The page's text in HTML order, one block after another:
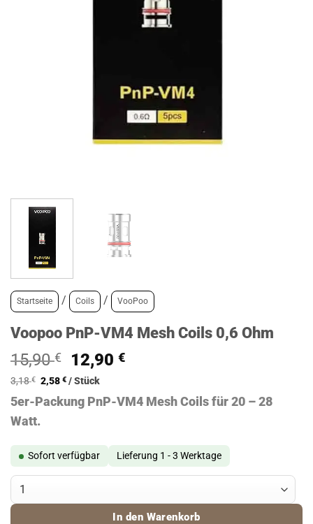
Startseite / Coils / VooPoo
Voopoo PnP-VM4 Mesh Coils 0,6 Ohm
15,90€
Ursprünglicher
Preis
war:
15,90 €
12,90€Aktueller
ist:
12,90 €.
3,18€ 2,58€ /Stück
5er-Packung PnP-VM4 Mesh Coils für 20 – 28
Watt.
Sofort verfügbar Lieferung 1 - 3 Werktage
Voopoo PnP-VM4 Mesh Coils 0,6 Ohm Menge
In den Warenkorb